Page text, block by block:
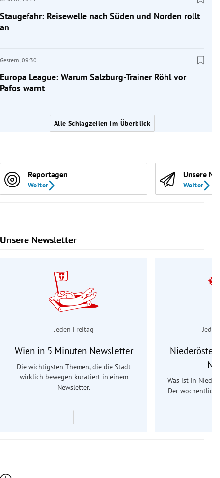
Staugefahr: Reisewelle nach Süden und Norden rollt
an
Gestern, 09:30
Europa League: Warum Salzburg-Trainer Röhl vor
Pafos warnt
Alle Schlagzeilen im Überblick
Reportagen
Weiter
Unsere
Weiter
Unsere Newsletter
Slide 1 von 9
Jeden Freitag
Wien in 5 Minuten Newsletter
Die wichtigsten Themen, die die Stadt
wirklich bewegen kuratiert in einem
Newsletter.
Was ist in
Der